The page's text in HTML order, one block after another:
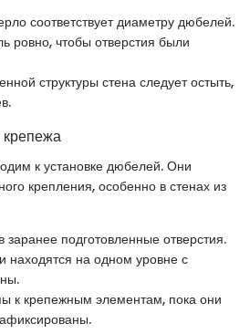
соответствует диаметру дюбелей.
ровно, чтобы отверстия были
структуры стена следует остыть,
крепежа
к установке дюбелей. Они
крепления, особенно в стенах из
заранее подготовленные отверстия.
находятся на одном уровне с
к крепежным элементам, пока они